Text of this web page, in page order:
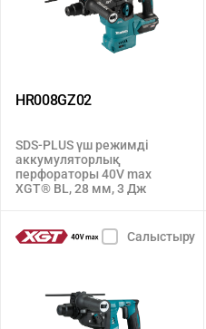
HR008GZ02
SDS-PLUS үш режимді
аккумуляторлық
перфораторы 40V max
XGT® BL, 28 мм, 3 Дж
Салыстыру